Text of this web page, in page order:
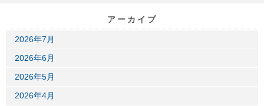
アーカイブ
2026年7月
2026年6月
2026年5月
2026年4月